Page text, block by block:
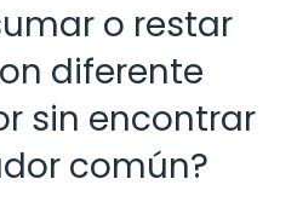
o restar
diferente
sin encontrar
común?